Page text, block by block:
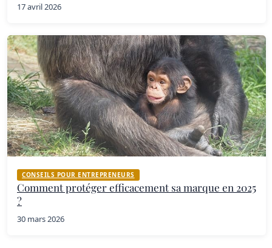
17 avril 2026
CONSEILS POUR ENTREPRENEURS
Comment protéger efficacement sa marque en 2025
?
30 mars 2026